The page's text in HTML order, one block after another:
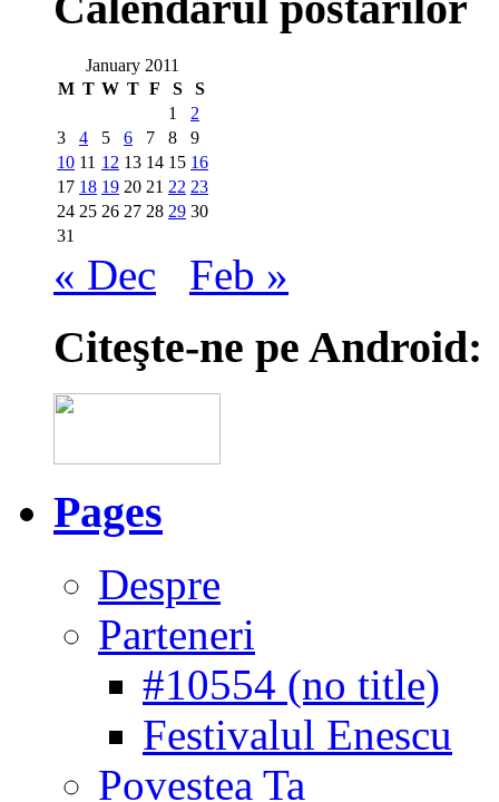
January 2011
M T W T F S
S
1
2
3
4 5 6 7 8
9
10 11 12 13 14 15 16
17 18 19 20 21 22 23
24 25 26 27 28 29 30
31
« Dec Feb »
Citeşte-ne pe Android:
Pages
Despre
Parteneri
#10554 (no title)
Festivalul Enescu
Povestea Ta